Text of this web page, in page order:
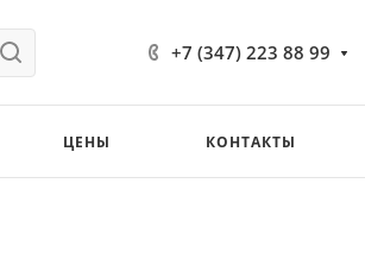
+7 (347) 223 88 99
ЦЕНЫ КОНТАКТЫ